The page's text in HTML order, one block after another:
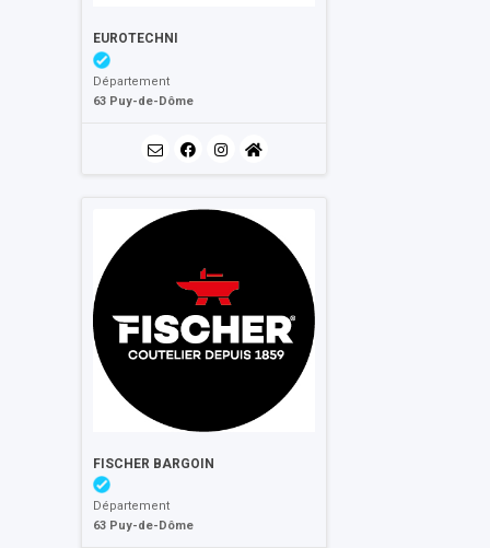
EUROTECHNI
Département
63 Puy-de-Dôme
FISCHER BARGOIN
Département
63 Puy-de-Dôme